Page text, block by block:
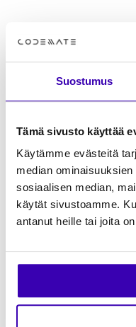
Suostumus
Tämä sivusto käyttää
Käytämme evästeitä
median
sosiaalisen median,
käytät sivustoamme.
antanut heille tai joita
kokoamaan toimivan
käytäntöön – juuri
Keskustellaan
Go Forward
Visiot voittaviksi
2007.
Suomi